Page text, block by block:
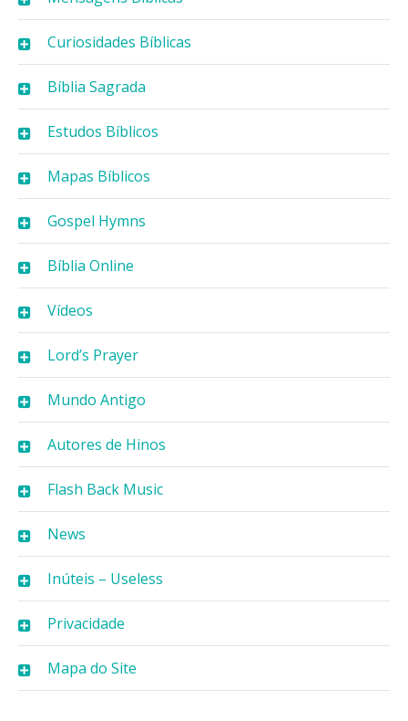
Curiosidades Bíblicas
Bíblia Sagrada
Estudos Bíblicos
Mapas Bíblicos
Gospel Hymns
Bíblia Online
Vídeos
Lord’s Prayer
Mundo Antigo
Autores de Hinos
Flash Back Music
News
Inúteis – Useless
Privacidade
Mapa do Site